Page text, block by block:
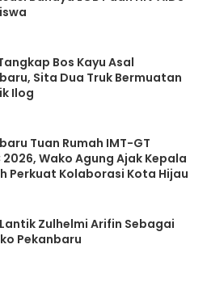
Bos Kayu Asal
Sita Dua Truk Bermuatan
Ilog
Tuan Rumah IMT-GT
2026, Wako Agung Ajak Kepala
Perkuat Kolaborasi Kota Hijau
Zulhelmi Arifin Sebagai
Pekanbaru